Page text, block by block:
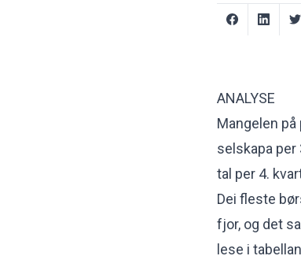
ANALYSE
Mangelen
selskapa per
tal per 4.
Dei fleste
fjor, og det
lese i